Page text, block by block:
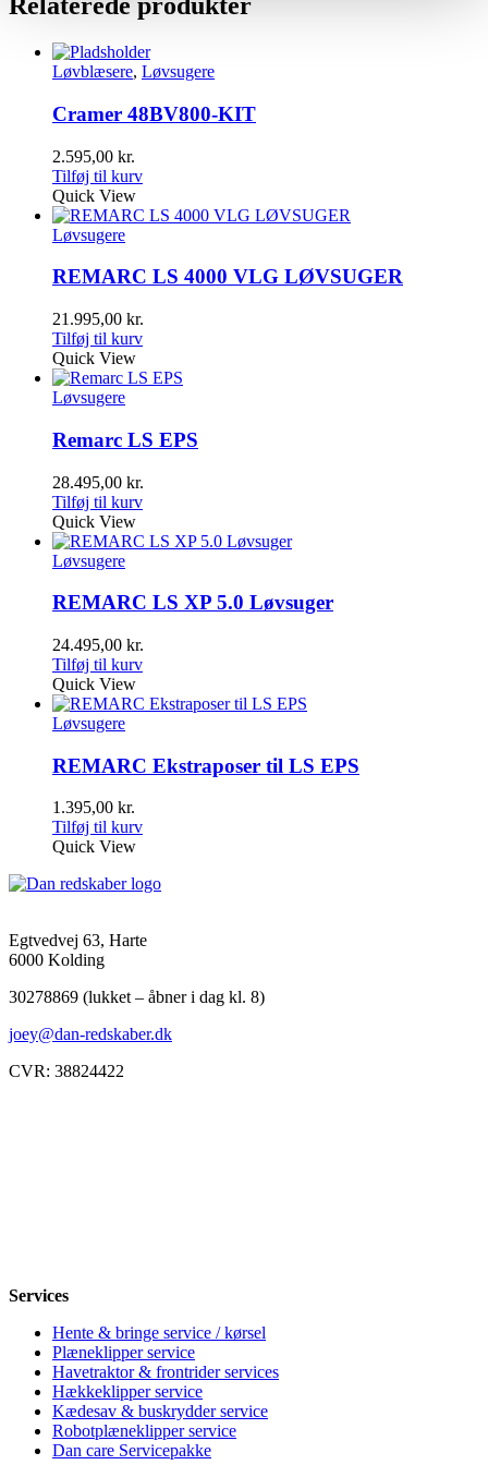
Relaterede produkter
Løvblæsere, Løvsugere
Cramer 48BV800-KIT
2.595,00 kr.
Tilføj til kurv
Quick View
Løvsugere
REMARC LS 4000 VLG LØVSUGER
21.995,00 kr.
Tilføj til kurv
Quick View
Løvsugere
Remarc LS EPS
28.495,00 kr.
Tilføj til kurv
Quick View
Løvsugere
REMARC LS XP 5.0 Løvsuger
24.495,00 kr.
Tilføj til kurv
Quick View
Løvsugere
REMARC Ekstraposer til LS EPS
1.395,00 kr.
Tilføj til kurv
Quick View
Egtvedvej 63, Harte
6000 Kolding
30278869 (lukket – åbner i dag kl. 8)
joey@dan-redskaber.dk
CVR: 38824422
Services
Hente & bringe service / kørsel
Plæneklipper service
Havetraktor & frontrider services
Hækkeklipper service
Kædesav & buskrydder service
Robotplæneklipper service
Dan care Servicepakke